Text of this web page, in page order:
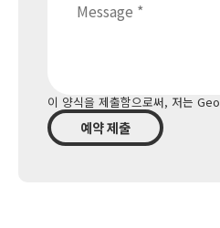
이 양식을 제출함으로써, 저는
예약 제출